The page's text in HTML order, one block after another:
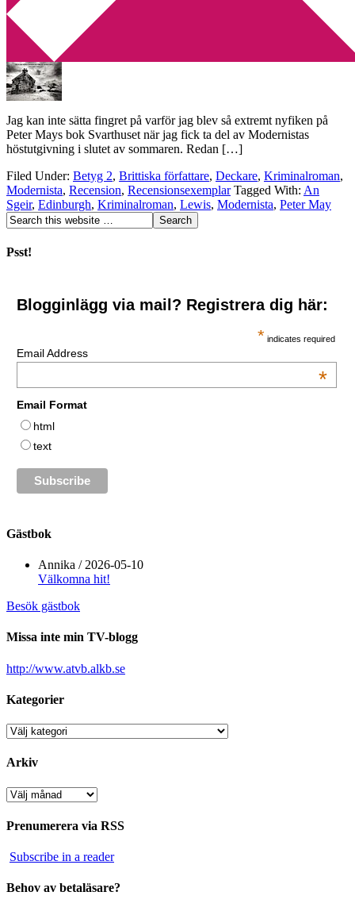
2013-11-27 Annika
Jag kan inte sätta fingret på varför jag blev så extremt nyfiken på
Peter Mays bok Svarthuset när jag fick ta del av Modernistas
höstutgivning i slutet av sommaren. Redan […]
Filed Under: Betyg 2, Brittiska författare, Deckare, Kriminalroman,
Modernista, Recension, Recensionsexemplar Tagged With: An
Sgeir, Edinburgh, Kriminalroman, Lewis, Modernista, Peter May
Psst!
Blogginlägg via mail? Registrera dig här:
* indicates required
Email Address
*
Email Format
html
text
Gästbok
Annika / 2026-05-10
Välkomna hit!
Besök gästbok
Missa inte min TV-blogg
http://www.atvb.alkb.se
Kategorier
Kategorier
Arkiv
Arkiv
Prenumerera via RSS
Subscribe in a reader
Behov av betaläsare?